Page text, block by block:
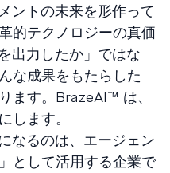
ントの未来を形作って
的テクノロジーの真価
出力したか」ではな
な成果をもたらした
ます。BrazeAI™ は、
します。
なるのは、エージェン
として活用する企業で